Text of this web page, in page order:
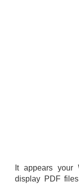
It appears your
display PDF